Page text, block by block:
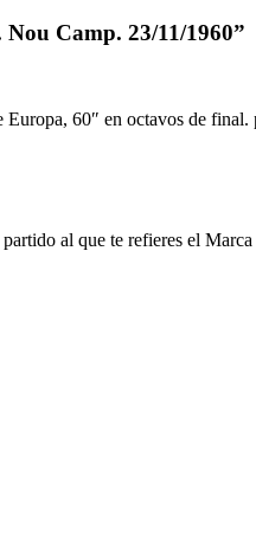
Camp. 23/11/1960”
60″ en octavos de final.
al que te refieres el